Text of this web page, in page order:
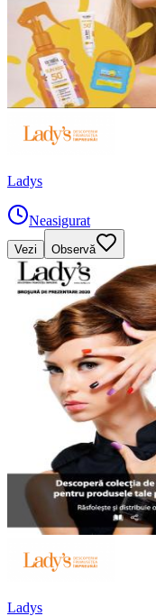
Ladys
Neasigurat
Vezi Observă
Ladys